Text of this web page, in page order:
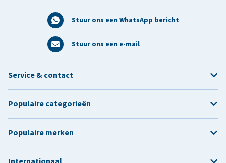
Stuur ons een WhatsApp bericht
Stuur ons een e-mail
Service & contact
Populaire categorieën
Populaire merken